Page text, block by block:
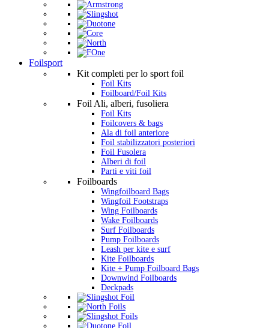
Foilsport
Kit completi per lo sport foil
Foil Kits
Foilboard/Foil Kits
Foil Ali, alberi, fusoliera
Foil Kits
Foilcovers & bags
Ala di foil anteriore
Foil stabilizzatori posteriori
Foil Fusolera
Alberi di foil
Parti e viti foil
Foilboards
Wingfoilboard Bags
Wingfoil Footstraps
Wing Foilboards
Wake Foilboards
Surf Foilboards
Pump Foilboards
Leash per kite e surf
Kite Foilboards
Kite + Pump Foilboard Bags
Downwind Foilboards
Deckpads